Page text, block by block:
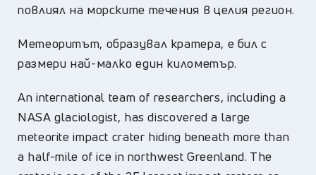
повлиял на морските течения в целия регион.
Метеоритът, образувал кратера, е бил с
размери най-малко един километър.
An international team of researchers, including a
NASA glaciologist, has discovered a large
meteorite impact crater hiding beneath more than
a half-mile of ice in northwest Greenland. The